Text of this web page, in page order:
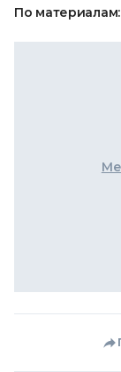
По материалам: